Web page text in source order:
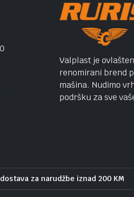
Valplast je
renomirani brend
mašina. Nudimo
podršku za sve
za narudžbe iznad 200 KM